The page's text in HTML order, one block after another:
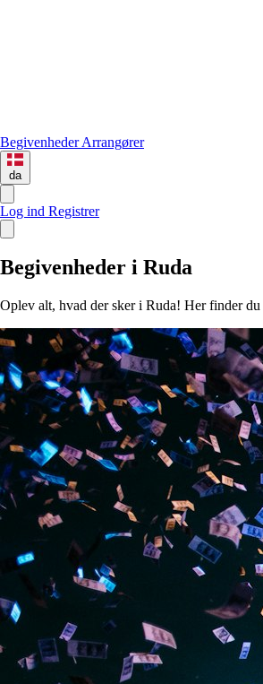
BegivenhederArrangører
da
Log ind Registrer
Begivenheder i Ruda
Oplev alt, hvad der sker i Ruda! Her finder du